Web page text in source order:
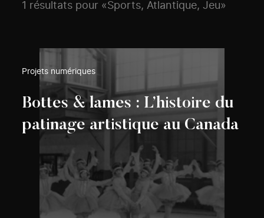
1 résultats pour «Sports, Atlantique, Jeu»
Projets numériques
Bottes & lames : L’histoire du
patinage artistique au Canada